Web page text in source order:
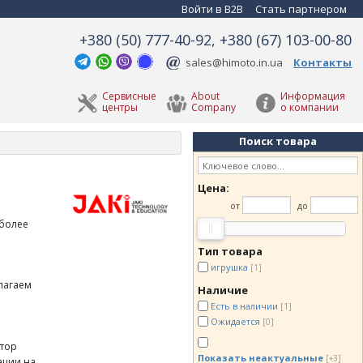
Войти в B2B Стать партнером
+380 (50) 777-40-92, +380 (67) 103-00-80
sales@himoto.in.ua Контакты
Информация
о компании
About
Company
Сервисные
центры
Поиск товара
Цена:
от до
Тип товара
игрушка [1]
Наличие
Есть в наличии [1]
Ожидается [0]
Показать неактуальные [+3]